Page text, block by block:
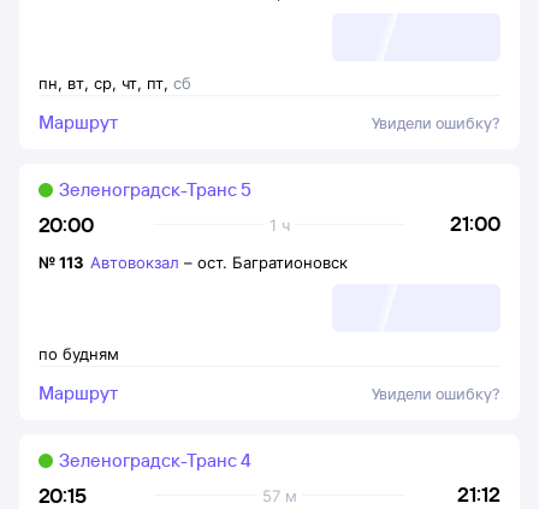
пн, вт, ср, чт, пт, сб
Маршрут Увидели ошибку?
20:00 21:00
1 ч
Зеленоградск-Транс 5
по будням
№113 Автовокзал – ост. Багратионовск
Маршрут Увидели ошибку?
20:15 21:12
57 м
Зеленоградск-Транс 4